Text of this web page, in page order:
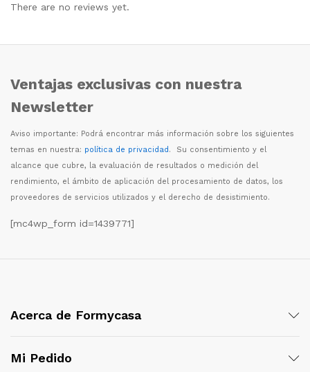
There are no reviews yet.
Ventajas exclusivas con nuestra
Newsletter
Aviso importante: Podrá encontrar más información sobre los siguientes
temas en nuestra: política de privacidad. Su consentimiento y el
alcance que cubre, la evaluación de resultados o medición del
rendimiento, el ámbito de aplicación del procesamiento de datos, los
proveedores de servicios utilizados y el derecho de desistimiento.
[mc4wp_form id=1439771]
Acerca de Formycasa
Mi Pedido